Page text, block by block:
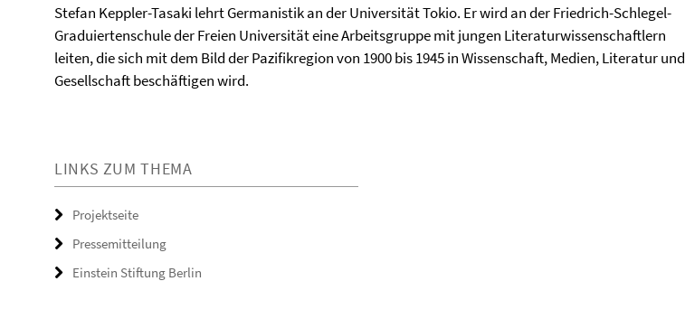
Stefan Keppler-Tasaki lehrt Germanistik an der Universität Tokio. Er wird an der Friedrich-Schlegel-
Graduiertenschule der Freien Universität eine Arbeitsgruppe mit jungen Literaturwissenschaftlern
leiten, die sich mit dem Bild der Pazifikregion von 1900 bis 1945 in Wissenschaft, Medien, Literatur und
Gesellschaft beschäftigen wird.
LINKS ZUM THEMA
Projektseite
Pressemitteilung
Einstein Stiftung Berlin